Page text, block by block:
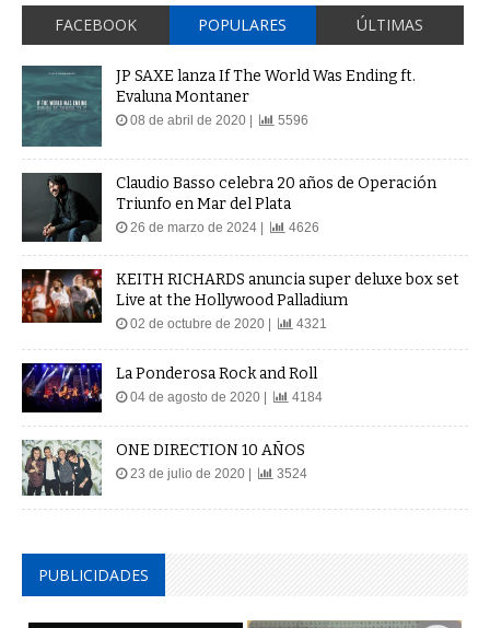
FACEBOOK POPULARES ÚLTIMAS
JP SAXE lanza If The World Was Ending ft.
Evaluna Montaner
08 de abril de 2020 | 5596
Claudio Basso celebra 20 años de Operación
Triunfo en Mar del Plata
26 de marzo de 2024 | 4626
KEITH RICHARDS anuncia super deluxe box set
Live at the Hollywood Palladium
02 de octubre de 2020 | 4321
La Ponderosa Rock and Roll
04 de agosto de 2020 | 4184
ONE DIRECTION 10 AÑOS
23 de julio de 2020 | 3524
PUBLICIDADES